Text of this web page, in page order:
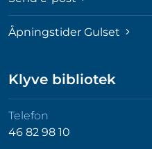
Åpningstider Gulset
Klyve bibliotek
Telefon
46 82 98 10